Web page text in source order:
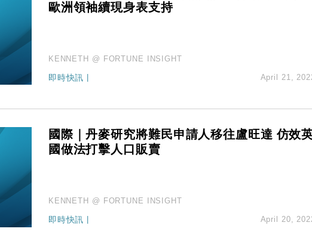
歐洲領袖續現身表支持
KENNETH @ FORTUNE INSIGHT
即時快訊 April 21,
國際｜丹麥研究將難民申請人移往盧旺達 仿效
國做法打擊人口販賣
KENNETH @ FORTUNE INSIGHT
即時快訊 April 20,